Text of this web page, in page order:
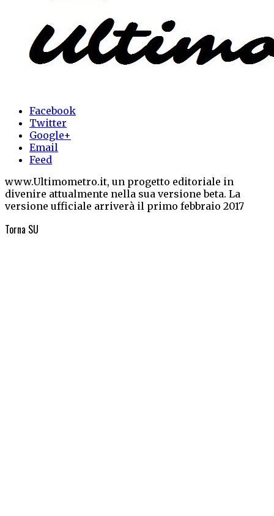
Facebook
Twitter
Google+
Email
Feed
www.Ultimometro.it, un progetto editoriale in
divenire attualmente nella sua versione beta. La
versione ufficiale arriverà il primo febbraio 2017
Torna SU